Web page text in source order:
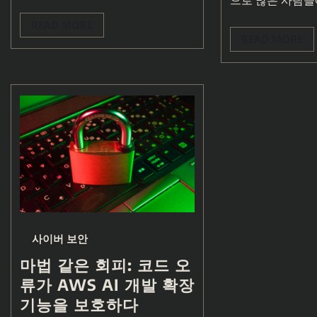
사이버 보안
마법 같은 회피: 코드 오
류가 AWS AI 개발 확장
기능을 보호하다